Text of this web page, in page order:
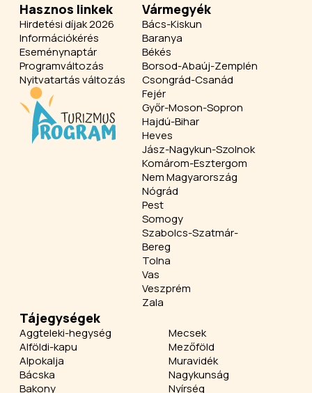
Hasznos linkek
Hirdetési díjak 2026
Információkérés
Eseménynaptár
Programváltozás
Nyitvatartás változás
Vármegyék
Bács-Kiskun
Baranya
Békés
Borsod-Abaúj-Zemplén
Csongrád-Csanád
Fejér
Győr-Moson-Sopron
Hajdú-Bihar
Heves
Jász-Nagykun-Szolnok
Komárom-Esztergom
Nem Magyarország
Nógrád
Pest
Somogy
Szabolcs-Szatmár-
Bereg
Tolna
Vas
Veszprém
Zala
Tájegységek
Aggteleki-hegység
Alföldi-kapu
Alpokalja
Bácska
Bakony
Mecsek
Mezőföld
Muravidék
Nagykunság
Nyírség